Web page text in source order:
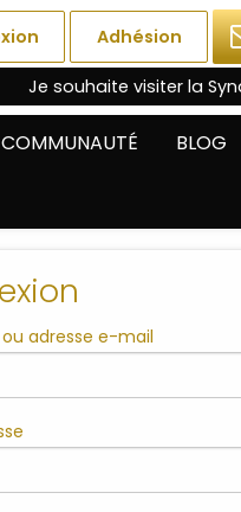
Adhésion
Je souhaite visiter la
BLOG
adresse e-mail